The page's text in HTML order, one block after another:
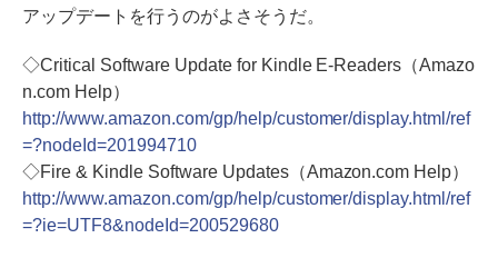
アップデートを行うのがよさそうだ。
◇Critical Software Update for Kindle E-Readers（Amazo
n.com Help）
http://www.amazon.com/gp/help/customer/display.html/ref
=?nodeId=201994710
◇Fire & Kindle Software Updates（Amazon.com Help）
http://www.amazon.com/gp/help/customer/display.html/ref
=?ie=UTF8&nodeId=200529680